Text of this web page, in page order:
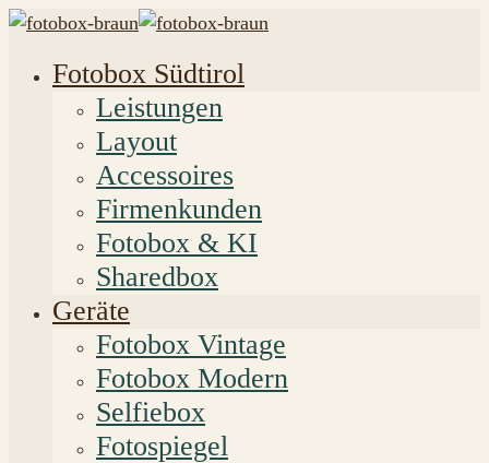
Fotobox Südtirol
Leistungen
Layout
Accessoires
Firmenkunden
Fotobox & KI
Sharedbox
Geräte
Fotobox Vintage
Fotobox Modern
Selfiebox
Fotospiegel